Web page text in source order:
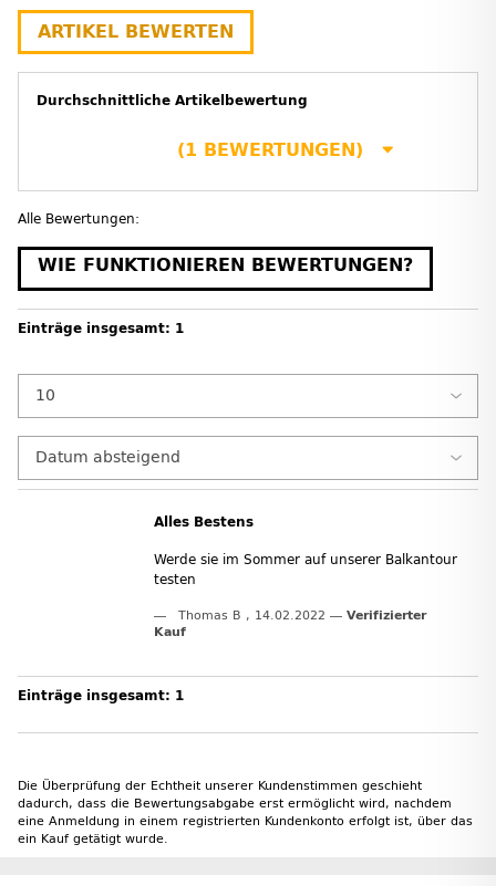
Durchschnittliche Artikelbewertung
(1 BEWERTUNGEN)
ARTIKEL BEWERTEN
Alle Bewertungen:
WIE FUNKTIONIEREN BEWERTUNGEN?
Einträge insgesamt: 1
Alles Bestens
Werde sie im Sommer auf unserer Balkantour
testen
Thomas B , 14.02.2022
Verifizierter
Kauf
Einträge insgesamt: 1
Die Überprüfung der Echtheit unserer Kundenstimmen geschieht
dadurch, dass die Bewertungsabgabe erst ermöglicht wird, nachdem
eine Anmeldung in einem registrierten Kundenkonto erfolgt ist, über das
ein Kauf getätigt wurde.